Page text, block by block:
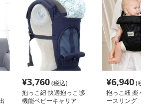
¥3,760(税込)
抱っこ紐 快適抱っこ!多
機能ベビーキャリア
¥6,940(税
抱っこ紐 楽々
ースリング